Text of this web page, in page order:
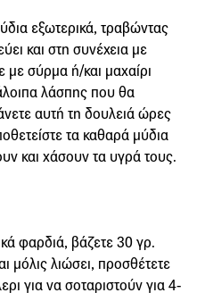
εξωτερικά, τραβώντας
και στη συνέχεια με
με σύρμα ή/και μαχαίρι
λάσπης που θα
αυτή τη δουλειά ώρες
τα καθαρά μύδια
και χάσουν τα υγρά τους.
φαρδιά, βάζετε 30 γρ.
μόλις λιώσει, προσθέτετε
για να σοταριστούν για 4-